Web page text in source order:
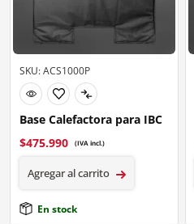
SKU: ACS1000P
Base Calefactora para IBC
$475.990 (IVA incl.)
Agregar al carrito
En stock